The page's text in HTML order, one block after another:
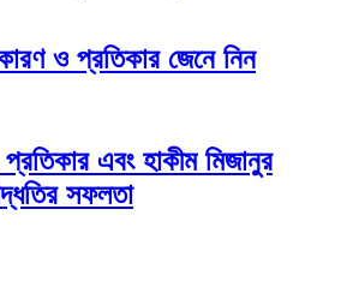
ও প্রতিকার জেনে নিন
এবং হাকীম মিজানুর
সফলতা